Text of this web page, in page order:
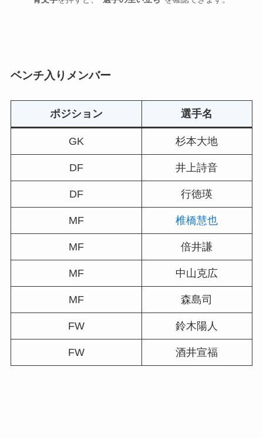
ベンチ入りメンバー
ポジション 選手名
GK 杉本大地
DF 井上詩音
DF 行徳瑛
MF 椎橋慧也
MF 倍井謙
MF 中山克広
MF 森島司
FW 鈴木陽人
FW 酒井宣福